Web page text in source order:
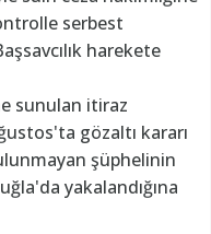
serbest
harekete
sunulan itiraz
gözaltı kararı
şüphelinin
yakalandığına